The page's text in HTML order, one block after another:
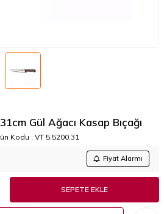
Gül Ağacı Kasap Bıçağı
Kodu : VT 5.5200.31
Fiyat Alarmı
SEPETE EKLE